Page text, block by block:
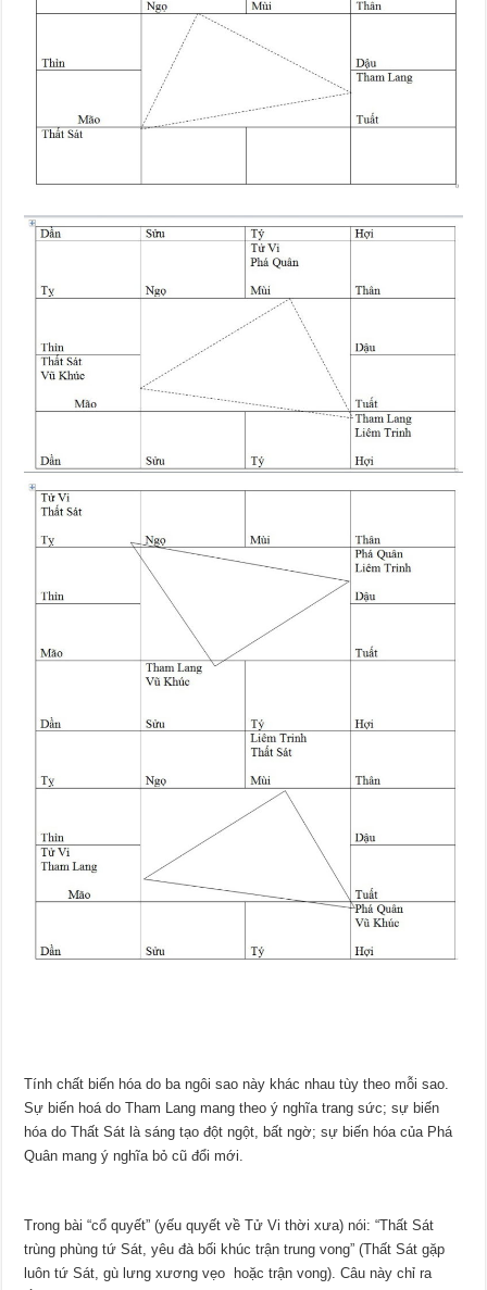
Tính chất biến hóa do ba ngôi sao này khác nhau tùy theo mỗi sao.
Sự biến hoá do Tham Lang mang theo ý nghĩa trang sức; sự biến
hóa do Thất Sát là sáng tạo đột ngột, bất ngờ; sự biến hóa của Phá
Quân mang ý nghĩa bỏ cũ đổi mới.
Trong bài “cổ quyết” (yếu quyết về Tử Vi thời xưa) nói: “Thất Sát
trùng phùng tứ Sát, yêu đà bối khúc trận trung vong” (Thất Sát gặp
luôn tứ Sát, gù lưng xương vẹo hoặc trận vong). Câu này chỉ ra